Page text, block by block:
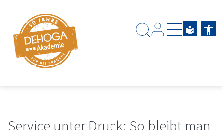
Service unter Druck: So bleibt man